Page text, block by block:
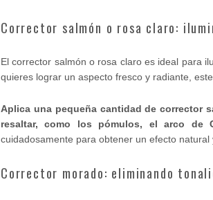
Corrector salmón o rosa claro:
El corrector salmón o rosa claro es ideal para
quieres lograr un aspecto fresco y radiante,
Aplica una pequeña cantidad de corrector
resaltar, como los pómulos, el arco
cuidadosamente para obtener un efecto natural
Corrector morado: eliminando